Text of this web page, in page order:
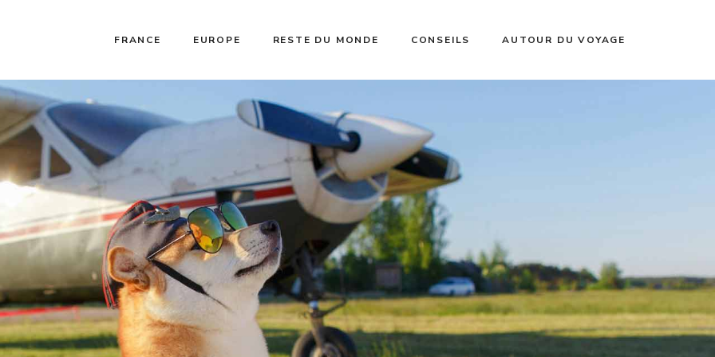
FRANCE EUROPE RESTE DU MONDE CONSEILS AUTOUR DU VOYAGE